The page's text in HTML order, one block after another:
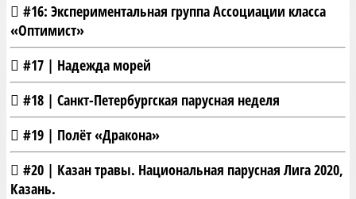
#16: Экспериментальная группа Ассоциации класса
«Оптимист»
#17 | Надежда морей
#18 | Санкт-Петербургская парусная неделя
#19 | Полёт «Дракона»
#20 | Казан травы. Национальная парусная Лига 2020,
Казань.